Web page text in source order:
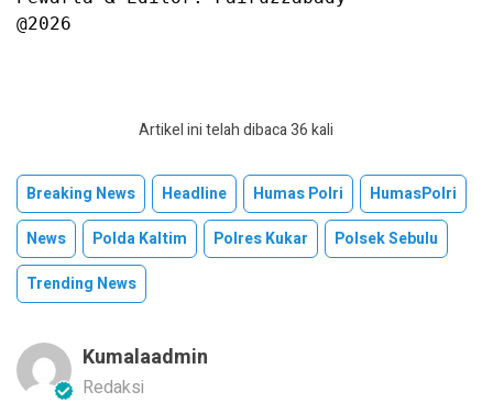
@2026
Artikel ini telah dibaca 36 kali
Breaking News Headline Humas Polri
HumasPolri
News
Polda Kaltim Polres Kukar
Polsek Sebulu
Trending News
Kumalaadmin
Redaksi